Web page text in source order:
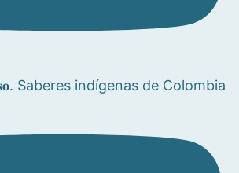
Saberes indígenas de Colombia